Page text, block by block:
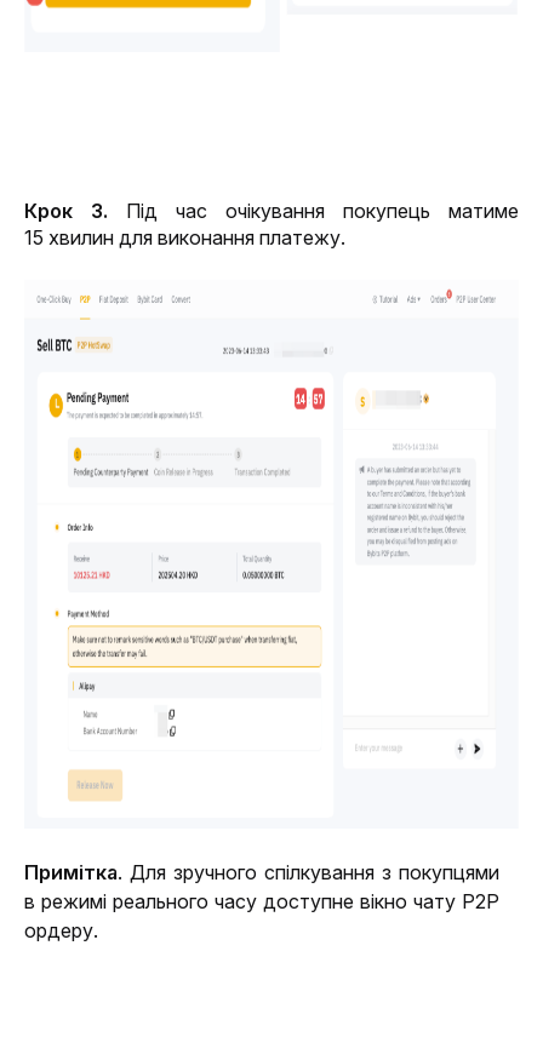
Крок 3.
Під час очікування покупець матиме
15 хвилин для виконання платежу.
Примітка. Для зручного спілкування з покупцями
в режимі реального часу доступне вікно чату Р2Р
ордеру.